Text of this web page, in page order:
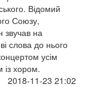
Відомий
Союзу,
звучав на
слова до нього
усім
із хором.
2018-11-23 21:02